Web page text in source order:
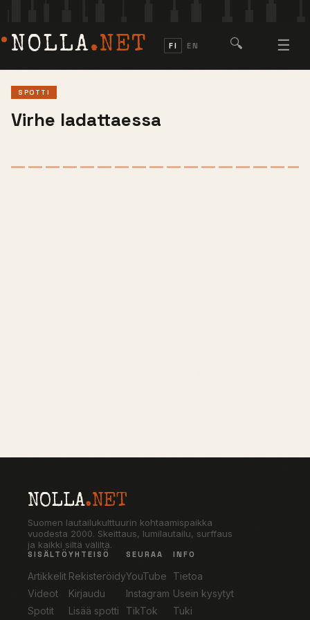
NOLLA.NET FI EN 🔍 ☰
SPOTTI
Virhe ladattaessa
NOLLA.NET
Suomen lautailukulttuurin kohtaamispaikka
vuodesta 2000. Skeittaus, lumilautailu, surffaus
ja kaikki siltä väliltä.
SISÄLTÖ
Artikkelit
Videot
Spotit
YHTEISÖ
Rekisteröidy
Kirjaudu
Lisää spotti
SEURAA
YouTube
Instagram
TikTok
INFO
Tietoa
Usein kysytyt
Tuki